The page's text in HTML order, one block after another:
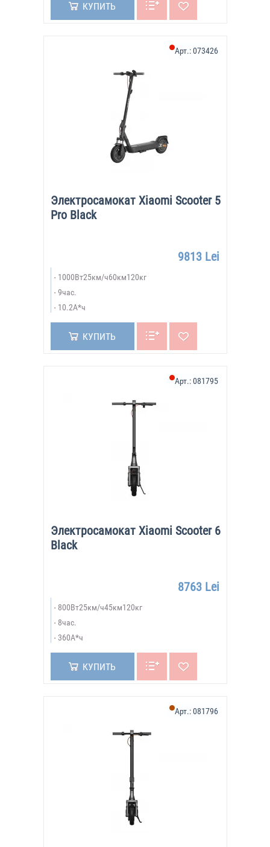
КУПИТЬ
Электросамокат Xiaomi Scooter 5
Pro Black
Арт.:073426
9813 Lei
1000Вт25км/ч60км120кг
9час.
10.2А*ч
КУПИТЬ
Электросамокат Xiaomi Scooter 6
Black
Арт.:081795
8763 Lei
800Вт25км/ч45км120кг
8час.
360А*ч
КУПИТЬ
Арт.:081796